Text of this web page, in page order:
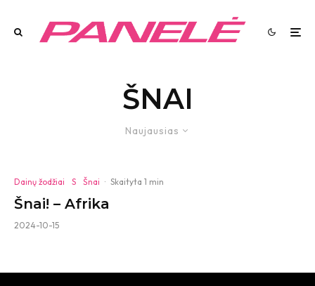
ŠNAI
Naujausias
Dainų žodžiai S Šnai · Skaityta 1 min
Šnai! – Afrika
2024-10-15